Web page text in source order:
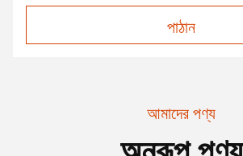
পাঠান
আমাদের পণ্য